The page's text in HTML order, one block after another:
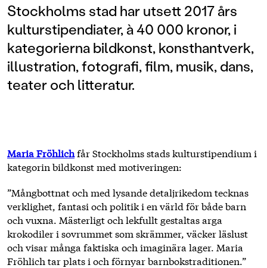
Stockholms stad har utsett 2017 års
kulturstipendiater, à 40 000 kronor, i
kategorierna bildkonst, konsthantverk,
illustration, fotografi, film, musik, dans,
teater och litteratur.
Maria Fröhlichfår Stockholms stads kulturstipendium i
kategorin bildkonst med motiveringen:
”Mångbottnat och med lysande detaljrikedom tecknas
verklighet, fantasi och politik i en värld för både barn
och vuxna. Mästerligt och lekfullt gestaltas arga
krokodiler i sovrummet som skrämmer, väcker läslust
och visar många faktiska och imaginära lager. Maria
Fröhlich tar plats i och förnyar barnbokstraditionen.”